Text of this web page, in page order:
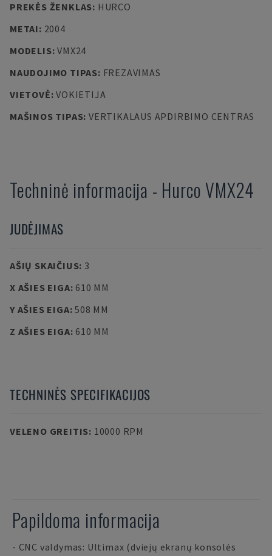
PREKĖS ŽENKLAS: HURCO
METAI: 2004
MODELIS:VMX24
NAUDOJIMO TIPAS: FREZAVIMAS
VIETOVĖ:VOKIETIJA
MAŠINOS TIPAS: VERTIKALAUS APDIRBIMO CENTRAS
Techninė informacija - Hurco VMX24
JUDĖJIMAS
AŠIŲ SKAIČIUS: 3
X AŠIES EIGA: 610 MM
Y AŠIES EIGA:508 MM
Z AŠIES EIGA: 610 MM
TECHNINĖS SPECIFIKACIJOS
VELENO GREITIS: 10000 RPM
Papildoma informacija
- CNC valdymas: Ultimax (dviejų ekranų konsolės